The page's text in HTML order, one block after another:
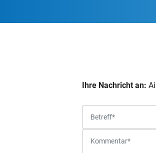
Ihre Nachricht an: